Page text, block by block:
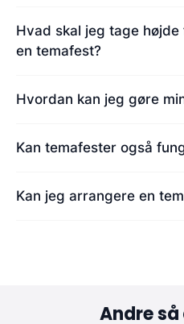
Hvad skal jeg tage
en temafest?
Hvordan kan jeg gøre
Kan temafester også
Kan jeg arrangere en
Andre